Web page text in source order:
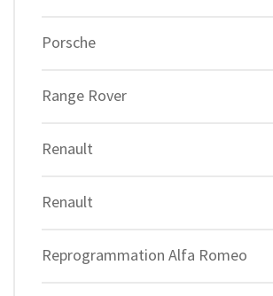
Porsche
Range Rover
Renault
Renault
Reprogrammation Alfa Romeo